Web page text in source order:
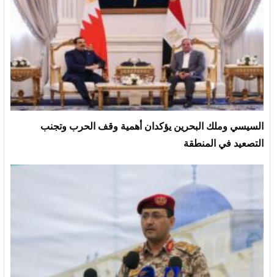
السيسي وملك البحرين يؤكدان أهمية وقف الحرب وتجنب
التصعيد في المنطقة